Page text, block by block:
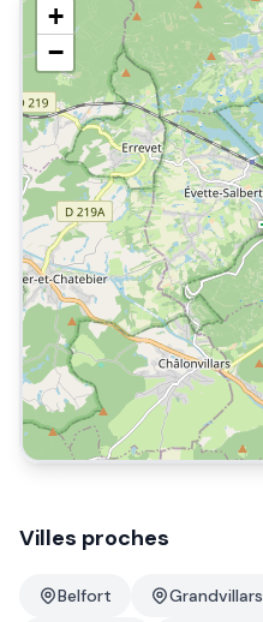
+
−
Villes proches
Belfort Grandvillars